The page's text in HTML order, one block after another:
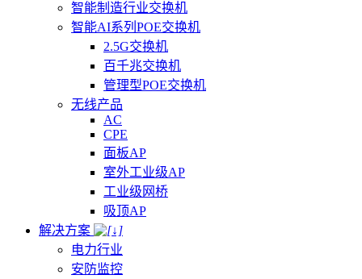
智能制造行业交换机
智能AI系列POE交换机
2.5G交换机
百千兆交换机
管理型POE交换机
无线产品
AC
CPE
面板AP
室外工业级AP
工业级网桥
吸顶AP
解决方案
电力行业
安防监控